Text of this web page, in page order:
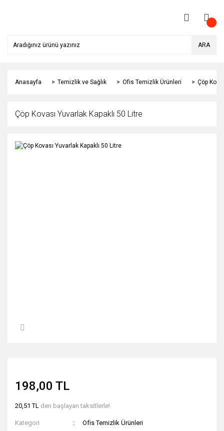
ARA
Anasayfa Temizlik ve Sağlık Ofis Temizlik Ürünleri Çöp
Çöp Kovası Yuvarlak Kapaklı 50 Litre
198,00 TL
20,51 TL den başlayan taksitlerle!
Kategori
Ofis Temizlik Ürünleri